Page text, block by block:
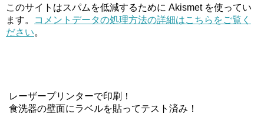
このサイトはスパムを低減するために Akismet を使ってい
ます。
コメントデータの処理方法の詳細はこちらをご覧く
ださい。
レーザープリンターで印刷！
食洗器の壁面にラベルを貼ってテスト済み！